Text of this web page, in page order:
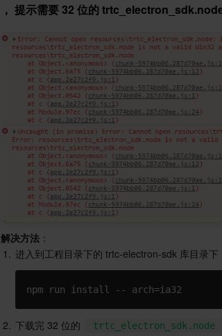
， 提示需要 32 位的
解决方法 ：
1. 进入到工程目录下的 trtc-electron-sdk 库目录
npm run install -- arch=ia32
2. 下载完 32 位的 trtc_electron_sdk.node